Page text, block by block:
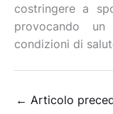
costringere a
provocando
condizioni di
← Articolo